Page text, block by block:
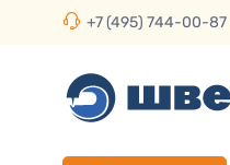
+7 (495) 744-00-87